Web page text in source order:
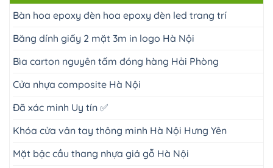
Bàn hoa epoxy đèn hoa epoxy đèn led trang trí
Băng dính giấy 2 mặt 3m in logo Hà Nội
Bìa carton nguyên tấm đóng hàng Hải Phòng
Cửa nhựa composite Hà Nội
Đã xác minh Uy tín ✅
Khóa cửa vân tay thông minh Hà Nội Hưng Yên
Mặt bậc cầu thang nhựa giả gỗ Hà Nội